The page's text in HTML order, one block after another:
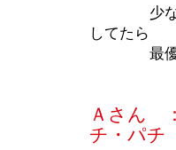
少なくと
してたら
最優先
Ａさん
チ・パチ